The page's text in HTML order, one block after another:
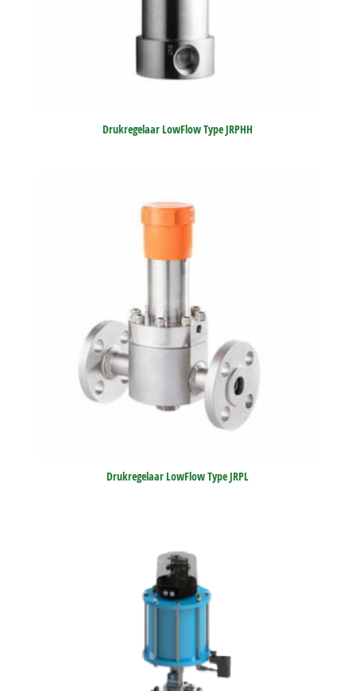
Drukregelaar LowFlow Type JRPHH
Drukregelaar LowFlow Type JRPL